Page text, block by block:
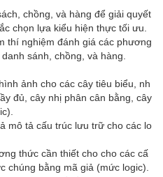
chồng, và hàng để giải quyết
chọn lựa kiểu hiện thực tối ưu.
thí nghiệm đánh giá các phương
sánh, chồng, và hàng.
ảnh cho các cây tiêu biểu, nh
đủ, cây nhị phân cân bằng, cây
mô tả cấu trúc lưu trữ cho các lo
thức cần thiết cho cho các cấ
chúng bằng mã giả (mức logic).